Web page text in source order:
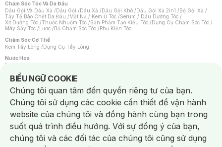
Chăm Sóc Tóc Và Da Đầu
Dầu Gội Và Dầu Xả /Dầu Gội /Dầu Xả /Dầu Gội Khô /Dầu Gội Xả 2in1 /Bộ Gội Xả /
Tẩy Tế Bào Chết Da Đầu /Mặt Nạ / Kem Ủ Tóc /Serum / Dầu Dưỡng Tóc /
Xịt Dưỡng Tóc /Thuốc Nhuộm Tóc /Sản Phẩm Tạo Kiểu Tóc /Dụng Cụ Chăm Sóc Tóc /
Máy Sấy Tóc /Lược /Bộ Chăm Sóc Tóc /Phụ Kiện Tóc
Chăm Sóc Cơ Thể
Kem Tẩy Lông /Dụng Cụ Tẩy Lông
Nước Hoa
Nước Hoa Nữ
Chăm Sóc Cá Nhân
Chống Muỗi /Khẩu Trang /Máy Massage/Mặt Nạ Xông Hơi /Nước Rửa Tay/
Sản Phẩm Chăm Sóc Khác /Bàn Chải Đánh Răng /Bàn Chải Điện/
Hỗ Trợ Trắng Răng/Kem Đánh Răng /Máy Tăm Nước/ Nước Súc Miệng/
Tăm / Chỉ Nha Khoa/ Xịt Thơm Miệng / Dung Dịch Vệ Sinh/Dưỡng Vùng Kín/
Khăn Ướt Vệ Sinh Vùng Kín/Băng Vệ Sinh/Tampon/Bọt Cạo Râu /Dao Cạo Râu/
Máy Cạo Râu
Vấn Đề Về Da
Da Dầu / Lỗ Chân Lông To/ Da Khô / Mất Nước/ Da Lão Hóa/ Da Mụn/
Da Nhạy Cảm / Kích Ứng
Da Xỉn Màu Thâm / Nám / Tàn Nhang
BIỂU NGỮ COOKIE
Notice about cookies usage
Chúng tôi quan tâm đến quyền riêng tư của bạn.
Chúng tôi sử dụng các cookie cần thiết để vận hành
website của chúng tôi và đồng hành cùng bạn trong
suốt quá trình điều hướng. Với sự đồng ý của bạn,
chúng tôi và các đối tác của chúng tôi cũng sử dụng